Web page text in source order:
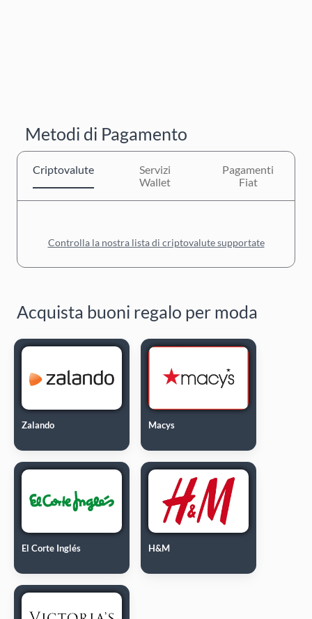
Metodi di Pagamento
Criptovalute
Servizi
Wallet
Pagamenti
Fiat
Controlla la nostra lista di criptovalute supportate
Acquista buoni regalo per moda
Zalando Macys
El Corte Inglés H&M